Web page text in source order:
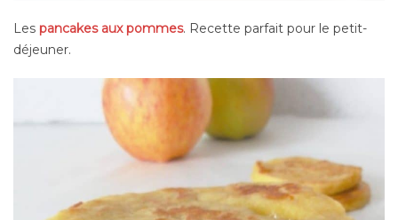
Les pancakes aux pommes. Recette parfait pour le petit-
déjeuner.